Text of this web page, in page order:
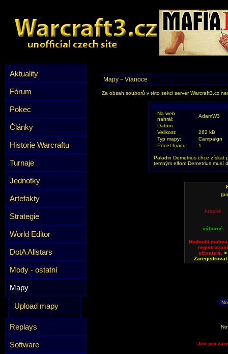
Aktuality
Fórum
Pokec
Články
Historie Warcraftu
Turnaje
Jednotky
Artefakty
Strategie
World Editor
DotA Allstars
Mody - ostatní
Mapy
Upload mapy
Replays
Software
Mapy ~ Vianoce
Za obsah souborů v této sekci server Warcraft3.cz
Na web
nahrál:
AdamW3
Datum:
Velikost:
262 kB
Typ mapy:
Campaign
Pocet hracu:
1
Paladin Demetrius chce získat
temným elfom Demetrius musí
hrozné
výborné
Hodnotit
registrovaní
uživatelé.>
Zaregistrovat
Jen pro